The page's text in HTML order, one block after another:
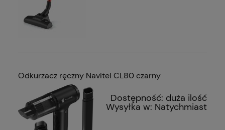
Odkurzacz ręczny Navitel CL80 czarny
Dostępność: duża ilość
Wysyłka w: Natychmiast